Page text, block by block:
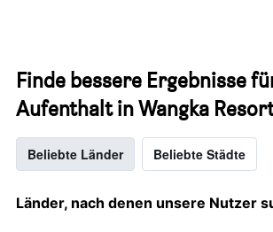
Finde bessere Ergebnisse
Aufenthalt in Wangka
Beliebte Länder Beliebte Städte
Länder, nach denen unsere Nutzer